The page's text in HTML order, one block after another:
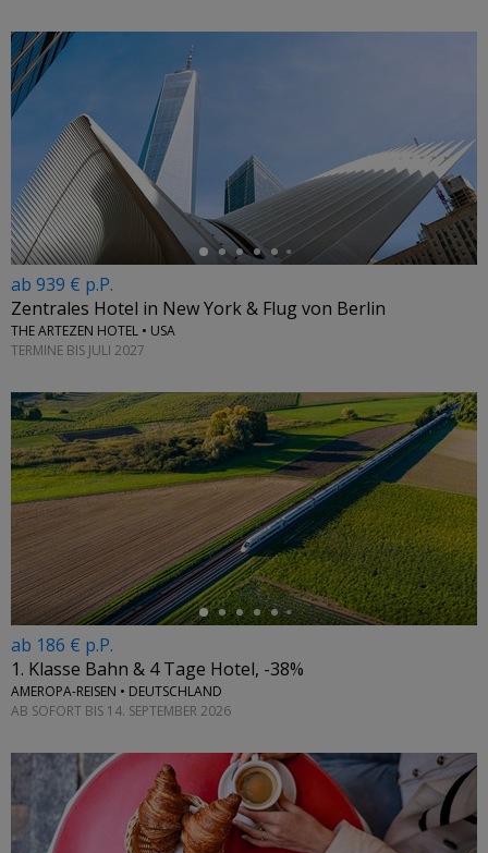
←
ab 939 € p.P.
Zentrales Hotel in New York & Flug von Berlin
THE ARTEZEN HOTEL • USA
TERMINE BIS JULI 2027
←
ab 186 € p.P.
1. Klasse Bahn & 4 Tage Hotel, -38%
AMEROPA-REISEN • DEUTSCHLAND
AB SOFORT BIS 14. SEPTEMBER 2026